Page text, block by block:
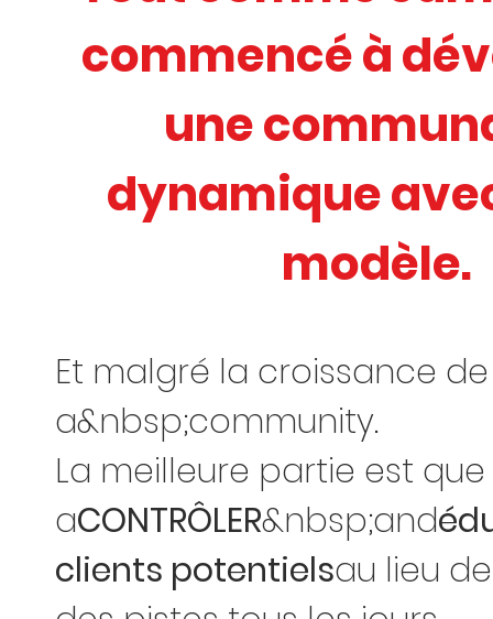
commencé à
une
dynamique
modèle.
Et malgré la croissance de
a&nbsp;community.
La meilleure partie est
aCONTRÔLER&nbsp;and
clients potentielsau lieu